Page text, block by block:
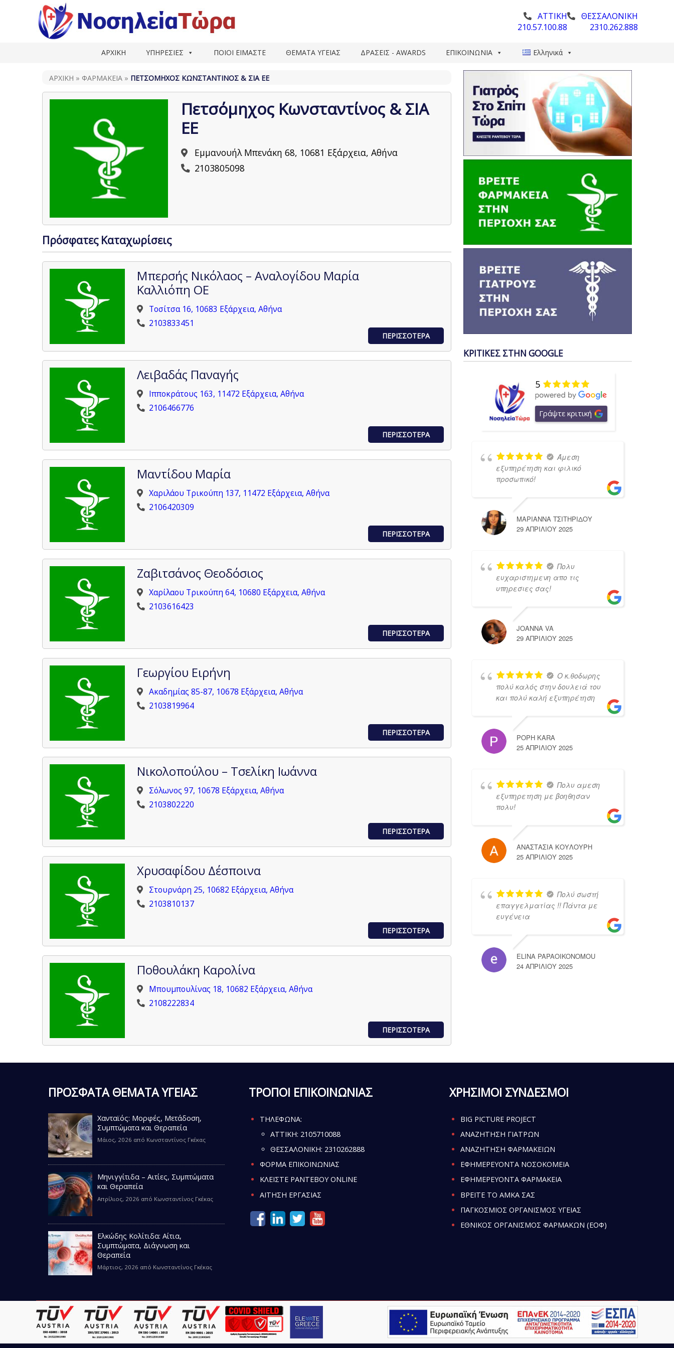
ΑΤΤΙΚΗ
210.57.100.88
ΘΕΣΣΑΛΟΝΙΚΗ
2310.262.888
ΑΡΧΙΚΗ ΥΠΗΡΕΣΙΕΣ ΠΟΙΟΙ ΕΙΜΑΣΤΕ ΘΕΜΑΤΑ ΥΓΕΙΑΣ ΔΡΑΣΕΙΣ - AWARDS ΕΠΙΚΟΙΝΩΝΙΑ Ελληνικά
ΑΡΧΙΚΗ » ΦΑΡΜΑΚΕΊΑ » ΠΕΤΣΌΜΗΧΟΣ ΚΩΝΣΤΑΝΤΊΝΟΣ & ΣΙΑ ΕΕ
Πετσόμηχος Κωνσταντίνος & ΣΙΑ
ΕΕ
Εμμανουήλ Μπενάκη 68, 10681 Εξάρχεια, Αθήνα
2103805098
Πρόσφατες Καταχωρίσεις
Μπερσής Νικόλαος – Αναλογίδου Μαρία
Καλλιόπη ΟΕ
Τοσίτσα 16, 10683 Εξάρχεια, Αθήνα
2103833451
ΠΕΡΙΣΣΟΤΕΡΑ
Λειβαδάς Παναγής
Ιπποκράτους 163, 11472 Εξάρχεια, Αθήνα
2106466776
ΠΕΡΙΣΣΟΤΕΡΑ
Μαντίδου Μαρία
Χαριλάου Τρικούπη 137, 11472 Εξάρχεια, Αθήνα
2106420309
ΠΕΡΙΣΣΟΤΕΡΑ
Ζαβιτσάνος Θεοδόσιος
Χαρίλαου Τρικούπη 64, 10680 Εξάρχεια, Αθήνα
2103616423
ΠΕΡΙΣΣΟΤΕΡΑ
Γεωργίου Ειρήνη
Ακαδημίας 85-87, 10678 Εξάρχεια, Αθήνα
2103819964
ΠΕΡΙΣΣΟΤΕΡΑ
Νικολοπούλου – Τσελίκη Ιωάννα
Σόλωνος 97, 10678 Εξάρχεια, Αθήνα
2103802220
ΠΕΡΙΣΣΟΤΕΡΑ
Χρυσαφίδου Δέσποινα
Στουρνάρη 25, 10682 Εξάρχεια, Αθήνα
2103810137
ΠΕΡΙΣΣΟΤΕΡΑ
Ποθουλάκη Καρολίνα
Μπουμπουλίνας 18, 10682 Εξάρχεια, Αθήνα
2108222834
ΠΕΡΙΣΣΟΤΕΡΑ
ΚΡΙΤΙΚΕΣ ΣΤΗΝ GOOGLE
5
Γράψτε κριτική
Άμεση
εξυπηρέτηση και φιλικό
προσωπικό!
ΜΑΡΙΑΝΝΑ ΤΣΙΤΗΡΙΔΟΥ
29 ΑΠΡΙΛΊΟΥ 2025
Πολυ
ευχαριστημενη απο τις
υπηρεσιες σας!
JOANNA VA
29 ΑΠΡΙΛΊΟΥ 2025
Ο κ.θοδωρης
πολύ καλός στην δουλειά του
και πολύ καλή εξυπηρέτηση
POPH KARA
25 ΑΠΡΙΛΊΟΥ 2025
Πολυ αμεση
εξυπηρετηση με βοηθησαν
πολυ!
ΑΝΑΣΤΑΣΙΑ ΚΟΥΛΟΥΡΗ
25 ΑΠΡΙΛΊΟΥ 2025
Πολύ σωστή
επαγγελματίας !! Πάντα με
ευγένεια
ELINA PAPAOIKONOMOU
24 ΑΠΡΙΛΊΟΥ 2025
ΠΡΟΣΦΑΤΑ ΘΕΜΑΤΑ ΥΓΕΙΑΣ
Χανταϊός: Μορφές, Μετάδοση,
Συμπτώματα και Θεραπεία
Μάιος, 2026 από Κωνσταντίνος Γκέκας
Μηνιγγίτιδα – Αιτίες, Συμπτώματα
και Θεραπεία
Απρίλιος, 2026 από Κωνσταντίνος Γκέκας
Ελκώδης Κολίτιδα: Αίτια,
Συμπτώματα, Διάγνωση και
Θεραπεία
Μάρτιος, 2026 από Κωνσταντίνος Γκέκας
ΤΡΟΠΟΙ ΕΠΙΚΟΙΝΩΝΙΑΣ
ΤΗΛΕΦΩΝΑ:
ATTIKH: 2105710088
ΘΕΣΣΑΛΟΝΙΚΗ: 2310262888
ΦΟΡΜΑ ΕΠΙΚΟΙΝΩΝΙΑΣ
ΚΛΕΙΣΤΕ ΡΑΝΤΕΒΟΥ ONLINE
ΑΙΤΗΣΗ ΕΡΓΑΣΙΑΣ
ΧΡΗΣΙΜΟΙ ΣΥΝΔΕΣΜΟΙ
BIG PICTURE PROJECT
ΑΝΑΖΗΤΗΣΗ ΓΙΑΤΡΩΝ
ΑΝΑΖΗΤΗΣΗ ΦΑΡΜΑΚΕΙΩΝ
ΕΦΗΜΕΡΕΥΟΝΤΑ ΝΟΣΟΚΟΜΕΙΑ
ΕΦΗΜΕΡΕΥΟΝΤΑ ΦΑΡΜΑΚΕΙΑ
ΒΡΕΙΤΕ ΤΟ ΑΜΚΑ ΣΑΣ
ΠΑΓΚΟΣΜΙΟΣ ΟΡΓΑΝΙΣΜΟΣ ΥΓΕΙΑΣ
ΕΘΝΙΚΟΣ ΟΡΓΑΝΙΣΜΟΣ ΦΑΡΜΑΚΩΝ (ΕΟΦ)